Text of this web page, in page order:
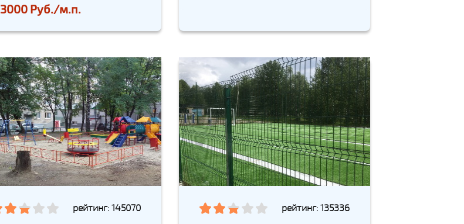
3000 Руб./м.п.
рейтинг: 145070 рейтинг: 135336